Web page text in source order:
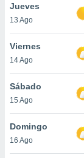
de
cookies
aceptar
Jueves
13 Ago
Viernes
14 Ago
Sábado
15 Ago
Domingo
16 Ago